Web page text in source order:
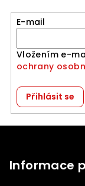
E-mail
Vložením e-
ochrany
Přihlásit se
Informace